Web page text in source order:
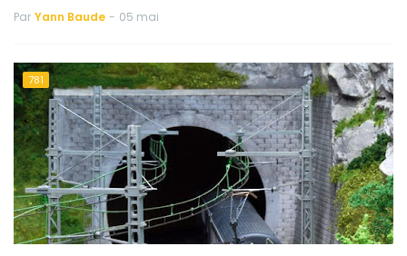
Par Yann Baude - 05 mai
781